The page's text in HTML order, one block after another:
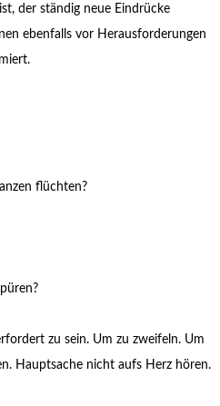
der ständig neue Eindrücke
ebenfalls vor Herausforderungen
flüchten?
zu sein. Um zu zweifeln. Um
Hauptsache nicht aufs Herz hören.